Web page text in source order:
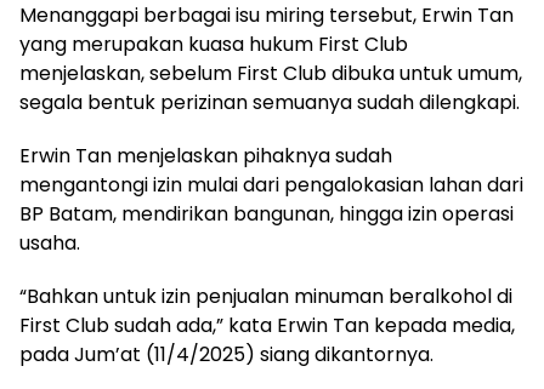
Menanggapi berbagai isu miring tersebut, Erwin Tan
yang merupakan kuasa hukum First Club
menjelaskan, sebelum First Club dibuka untuk umum,
segala bentuk perizinan semuanya sudah dilengkapi.
Erwin Tan menjelaskan pihaknya sudah
mengantongi izin mulai dari pengalokasian lahan dari
BP Batam, mendirikan bangunan, hingga izin operasi
usaha.
“Bahkan untuk izin penjualan minuman beralkohol di
First Club sudah ada,” kata Erwin Tan kepada media,
pada Jum’at (11/4/2025) siang dikantornya.